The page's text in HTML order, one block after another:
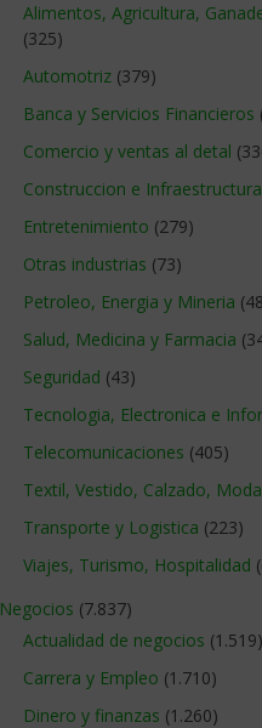
Alimentos, Agricultura,
(325)
Automotriz (379)
Banca y Servicios Financieros
Comercio y ventas al detal
Construccion e Infraestructura
Entretenimiento (279)
Otras industrias (73)
Petroleo, Energia y Mineria
Salud, Medicina y Farmacia
Seguridad (43)
Tecnologia, Electronica e
Telecomunicaciones (405)
Textil, Vestido, Calzado, Moda
Transporte y Logistica (223)
Viajes, Turismo, Hospitalidad
Negocios (7.837)
Actualidad de negocios (1.519)
Carrera y Empleo (1.710)
Dinero y finanzas (1.260)